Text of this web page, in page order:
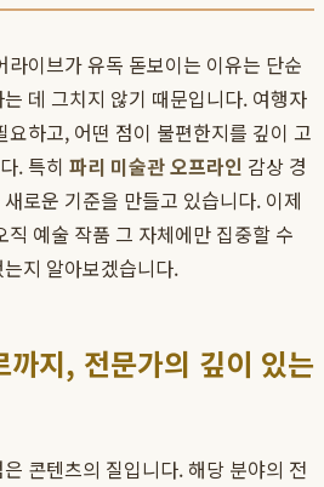
이브가 유독 돋보이는 이유는 단순
데 그치지 않기 때문입니다. 여행자
하고, 어떤 점이 불편한지를 깊이 고
. 특히 파리 미술관 오프라인 감상 경
로운 기준을 만들고 있습니다. 이제
예술 작품 그 자체에만 집중할 수
지 알아보겠습니다.
까지, 전문가의 깊이 있는
콘텐츠의 질입니다. 해당 분야의 전